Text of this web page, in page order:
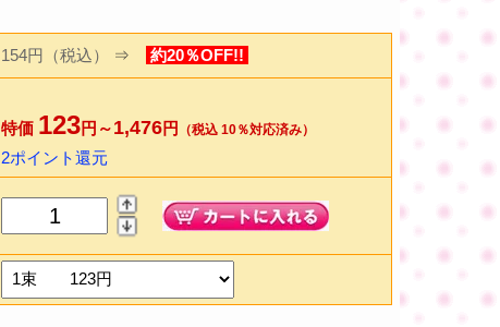
154円（税込） ⇒ 約20％OFF!!
特価 123円～1,476円 （税込 10％対応済み）
2ポイント還元